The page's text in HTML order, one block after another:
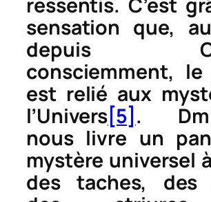
sensation que,
depuis
consciemment,
est relié aux
l’Univers[5] .
nous livre un
mystère universel
des taches, des